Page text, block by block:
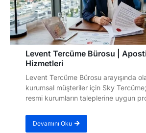
Levent Tercüme Bürosu |
Hizmetleri
Levent Tercüme Bürosu arayışında
kurumsal müşteriler için Sky
resmi kurumların taleplerine uygun
Devamını Oku